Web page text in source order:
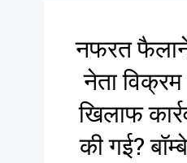
नफरत
नेता
खिलाफ
की गई?